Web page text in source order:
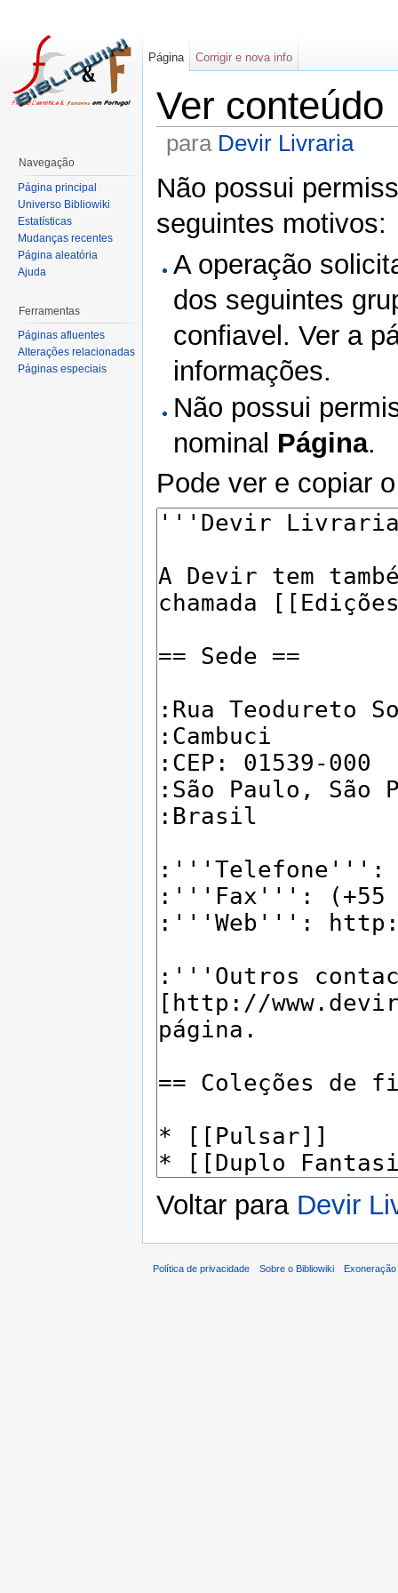
Ver conteúdo
para Devir Livraria
Não possui
seguintes motivos:
A operação
dos seguintes
confiavel. Ver a
informações.
Não possui
nominal Página.
Pode ver e copiar
Voltar para Devir
Página Corrigir e nova info
Navegação
Página principal
Universo Bibliowiki
Estatísticas
Mudanças recentes
Página aleatória
Ajuda
Ferramentas
Páginas afluentes
Alterações relacionadas
Páginas especiais
Política de privacidade Sobre o Bibliowiki